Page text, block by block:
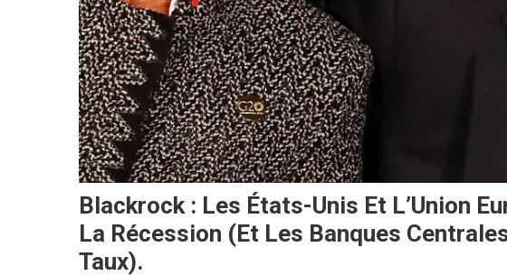
Blackrock : Les États-Unis Et L’Union
La Récession (et Les Banques
Taux).